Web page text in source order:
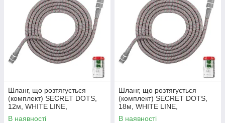
Шланг, що розтягується
(комплект) SECRET DOTS,
12м, WHITE LINE,
WSCH12GYRD
В наявності
Шланг, що розтягується
(комплект) SECRET DOTS,
18м, WHITE LINE,
WSCH18GYRD
В наявності